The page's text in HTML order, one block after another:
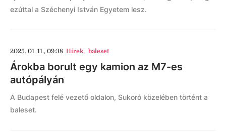
ezúttal a Széchenyi István Egyetem lesz.
2025. 01. 11., 09:38 Hírek, baleset
Árokba borult egy kamion az M7-es
autópályán
A Budapest felé vezető oldalon, Sukoró közelében történt a
baleset.